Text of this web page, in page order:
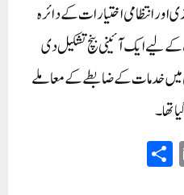
انتظامی اختیارات کے دائرہ
کے لیے ایک آئینی بنچ تشکیل دی
نے 6 مئی کو دہلی میں خدمات کے ضابطے کے معاملے
تھا۔
E
m